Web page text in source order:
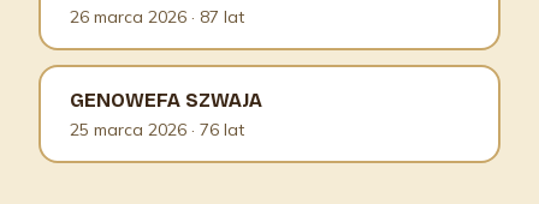
26 marca 2026 · 87 lat
GENOWEFA SZWAJA
25 marca 2026 · 76 lat